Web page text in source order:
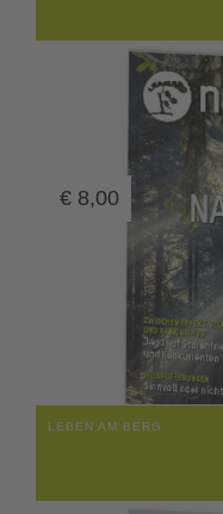
€ 8,00
LEBEN AM BERG